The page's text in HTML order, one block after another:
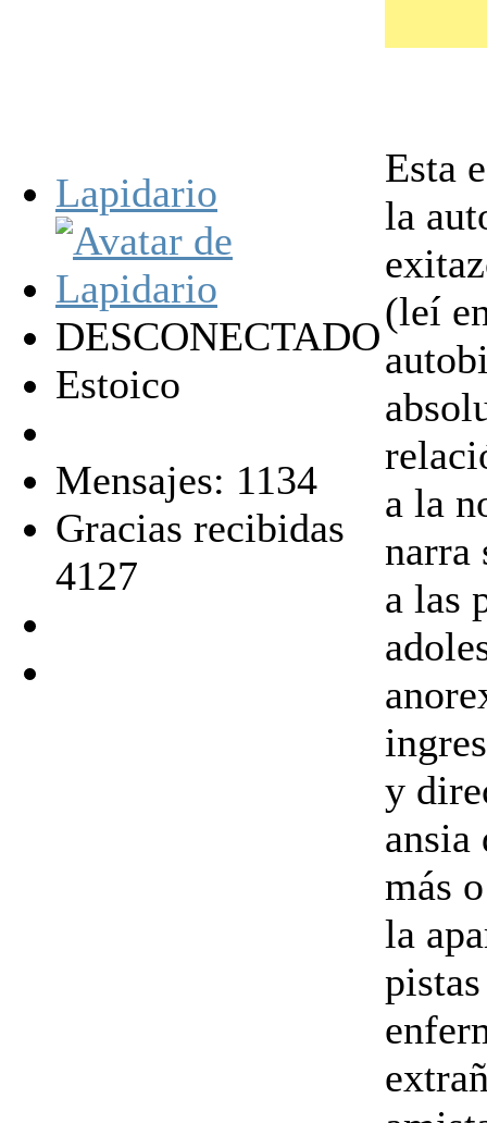
Lapidario
DESCONECTADO
Estoico
Mensajes: 1134
Gracias recibidas
4127
Esta
la
(leí
a la
narra
a las
y
ansia
más
la